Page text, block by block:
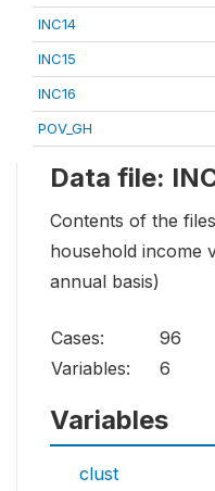
INC14
INC15
INC16
POV_GH
Data file:
Contents of the
household income
annual basis)
Cases:
96
Variables:
6
Variables
clust